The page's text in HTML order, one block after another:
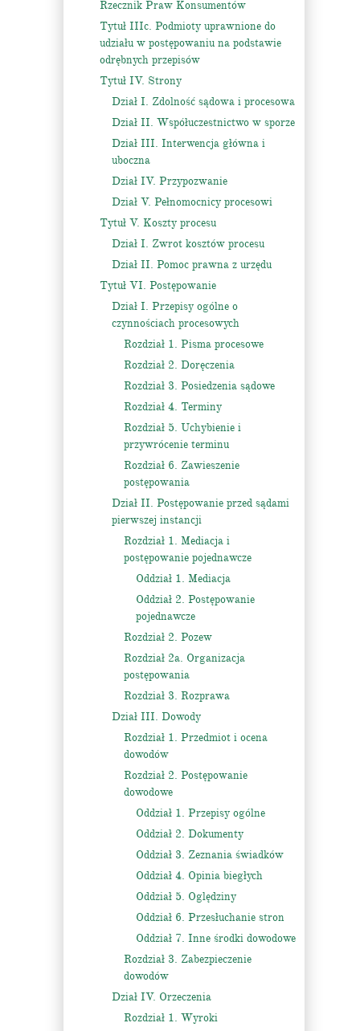
Rzecznik Praw Konsumentów
Tytuł IIIc. Podmioty uprawnione do
udziału w postępowaniu na podstawie
odrębnych przepisów
Tytuł IV. Strony
Dział I. Zdolność sądowa i procesowa
Dział II. Współuczestnictwo w sporze
Dział III. Interwencja główna i
uboczna
Dział IV. Przypozwanie
Dział V. Pełnomocnicy procesowi
Tytuł V. Koszty procesu
Dział I. Zwrot kosztów procesu
Dział II. Pomoc prawna z urzędu
Tytuł VI. Postępowanie
Dział I. Przepisy ogólne o
czynnościach procesowych
Rozdział 1. Pisma procesowe
Rozdział 2. Doręczenia
Rozdział 3. Posiedzenia sądowe
Rozdział 4. Terminy
Rozdział 5. Uchybienie i
przywrócenie terminu
Rozdział 6. Zawieszenie
postępowania
Dział II. Postępowanie przed sądami
pierwszej instancji
Rozdział 1. Mediacja i
postępowanie pojednawcze
Oddział 1. Mediacja
Oddział 2. Postępowanie
pojednawcze
Rozdział 2. Pozew
Rozdział 2a. Organizacja
postępowania
Rozdział 3. Rozprawa
Dział III. Dowody
Rozdział 1. Przedmiot i ocena
dowodów
Rozdział 2. Postępowanie
dowodowe
Oddział 1. Przepisy ogólne
Oddział 2. Dokumenty
Oddział 3. Zeznania świadków
Oddział 4. Opinia biegłych
Oddział 5. Oględziny
Oddział 6. Przesłuchanie stron
Oddział 7. Inne środki dowodowe
Rozdział 3. Zabezpieczenie
dowodów
Dział IV. Orzeczenia
Rozdział 1. Wyroki